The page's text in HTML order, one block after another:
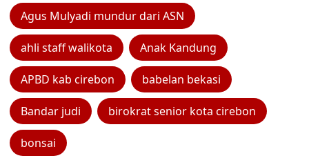
Agus Mulyadi mundur dari ASN
ahli staff walikota Anak Kandung
APBD kab cirebon babelan bekasi
Bandar judi birokrat senior kota cirebon
bonsai